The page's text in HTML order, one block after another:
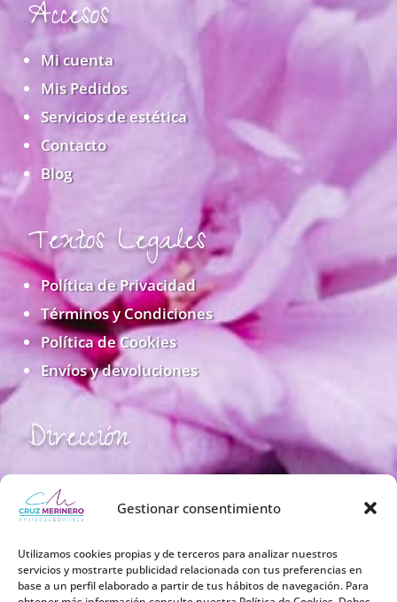
Gestionar consentimiento
Utilizamos cookies propias y de terceros para analizar nuestros
servicios y mostrarte publicidad relacionada con tus preferencias en
base a un perfil elaborado a partir de tus hábitos de navegación. Para
Accesos
Mi cuenta
Mis Pedidos
Servicios de estética
Contacto
Blog
Textos Legales
Política de Privacidad
Términos y Condiciones
Política de Cookies
Envíos y devoluciones
Dirección
28035 Madrid -ESPAÑA-
NIF: 03721690Z
TELÉFONO